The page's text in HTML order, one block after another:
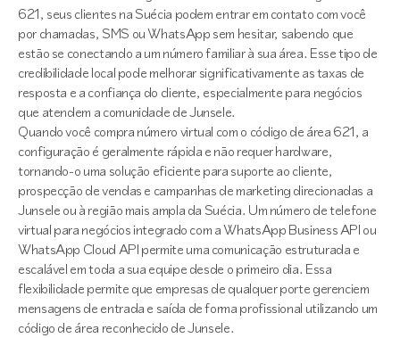
621, seus clientes na Suécia podem entrar em contato com você
por chamadas, SMS ou WhatsApp sem hesitar, sabendo que
estão se conectando a um número familiar à sua área. Esse tipo de
credibilidade local pode melhorar significativamente as taxas de
resposta e a confiança do cliente, especialmente para negócios
que atendem a comunidade de Junsele.
Quando você compra número virtual com o código de área 621, a
configuração é geralmente rápida e não requer hardware,
tornando-o uma solução eficiente para suporte ao cliente,
prospecção de vendas e campanhas de marketing direcionadas a
Junsele ou à região mais ampla da Suécia. Um número de telefone
virtual para negócios integrado com a WhatsApp Business API ou
WhatsApp Cloud API permite uma comunicação estruturada e
escalável em toda a sua equipe desde o primeiro dia. Essa
flexibilidade permite que empresas de qualquer porte gerenciem
mensagens de entrada e saída de forma profissional utilizando um
código de área reconhecido de Junsele.